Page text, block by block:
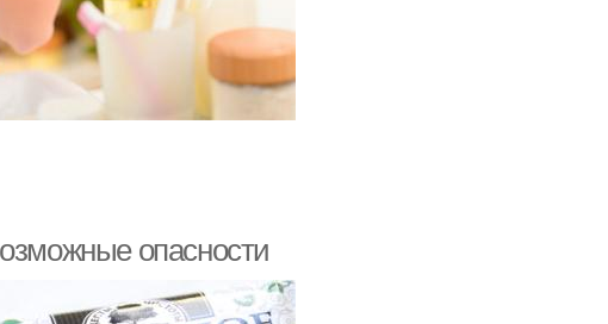
опасности